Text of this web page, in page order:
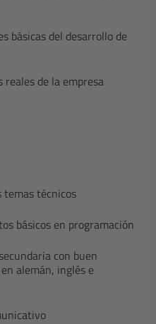
básicas del desarrollo de
de la empresa
temas técnicos
básicos en programación
con buen
alemán, inglés e